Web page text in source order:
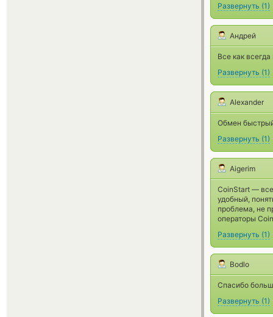
Развернуть (1)
Андрей
Все как
Развернуть (1)
Alexander
Обмен
Развернуть (1)
Aigerim
CoinStart —
удобный,
проблема, не
операторы
Развернуть (1)
Bodlo
Спасибо
Развернуть (1)